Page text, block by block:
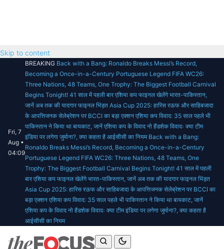
Skip to content
Fri, 7
Aug •
04:09
BREAKING Back with a Bang: Ronaldo Breaks Messi’s Record,
Becoming a Once-in-a-Century Portuguese Legend FIFA WC26:
Three Nations, 48 Teams, One Trophy: The Biggest Football Carnival
Begins Tonight! 41 साल में पहली बार एशिया कप फाइनल खेलेंगे भारत-पाकिस्तान,
जानें अब तक की यादगार फाइनल भिंड़त Asia Cup 2025: हारिस रऊफ और साहिबजादा
के आपत्तिजनक सेलेब्रेशन पर BCCI का बड़ा एक्शन एशिया कप विवाद: 35 साल पहले भी
पाकिस्तान ने किया था बायकाट, जानें एशिया कप के विवाद नो हैंडशेक विवादः क्या टीम
इंडिया पर लगेगा जुर्माना?, क्या कहता है आईसीसी का नियम Back with a Bang:
Ronaldo Breaks Messi’s Record, Becoming a Once-in-a-Century
Portuguese Legend FIFA WC26: Three Nations, 48 Teams, One
Trophy: The Biggest Football Carnival Begins Tonight! 41 साल में पहली
बार एशिया कप फाइनल खेलेंगे भारत-पाकिस्तान, जानें अब तक की यादगार फाइनल भिंड़त
Asia Cup 2025: हारिस रऊफ और साहिबजादा के आपत्तिजनक सेलेब्रेशन पर BCCI का
बड़ा एक्शन एशिया कप विवाद: 35 साल पहले भी पाकिस्तान ने किया था बायकाट, जानें
एशिया कप के विवाद नो हैंडशेक विवादः क्या टीम इंडिया पर लगेगा जुर्माना?, क्या कहता है
आईसीसी का नियम